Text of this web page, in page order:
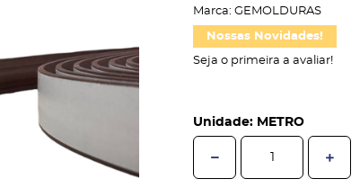
Marca: GEMOLDURAS
Nossas Novidades!
Seja o primeira a avaliar!
Unidade: METRO